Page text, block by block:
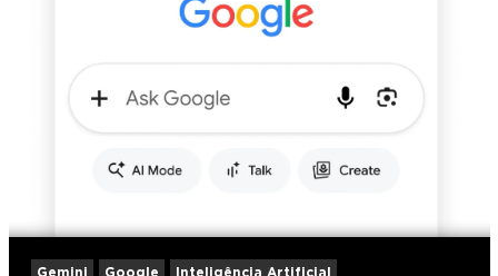
Gemini Google Inteligência Artificial